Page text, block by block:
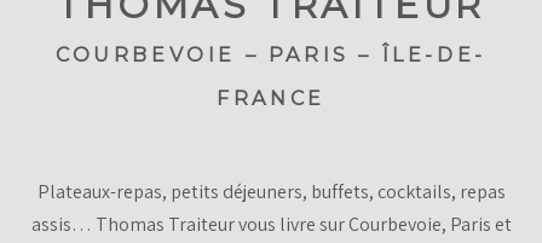
COURBEVOIE – PARIS – ÎLE-DE-
FRANCE
Plateaux-repas, petits déjeuners, buffets, cocktails, repas
assis… Thomas Traiteur vous livre sur Courbevoie, Paris et